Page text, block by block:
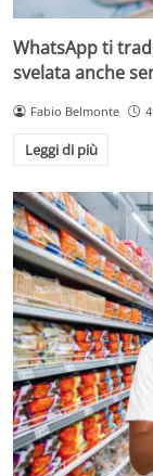
WhatsApp ti
svelata anche
Fabio Belmonte
Leggi di più